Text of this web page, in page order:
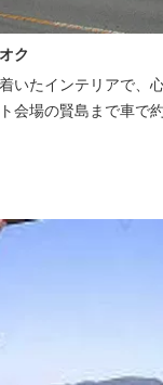
ク
いたインテリアで、
会場の賢島まで車で